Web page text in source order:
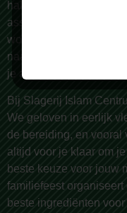
halal vlees van de
assortiment, met meer
worden bereid door
naar lamsvlees,
je altijd wat je nodig
Bij Slagerij Islam
We geloven in eerlijk
de bereiding, en vooral
altijd voor je klaar om
beste keuze voor jouw
familiefeest
beste ingrediënten